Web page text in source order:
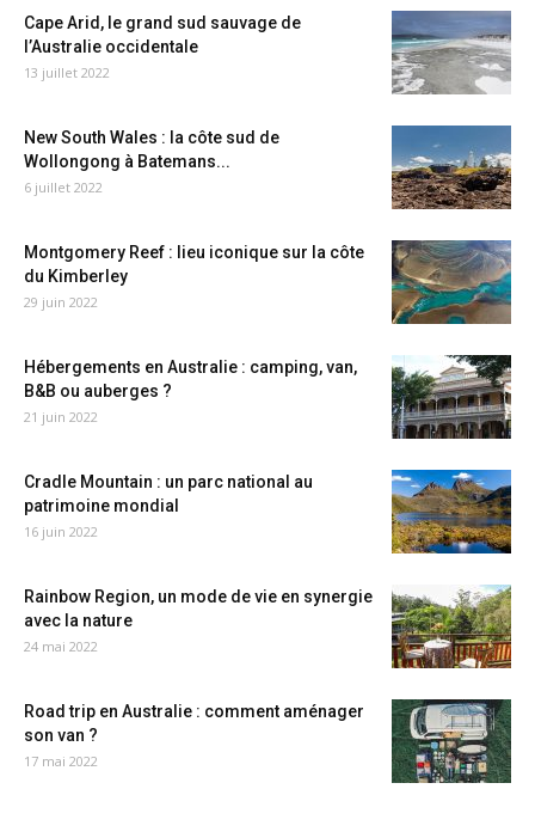
Cape Arid, le grand sud sauvage de
l’Australie occidentale
13 juillet 2022
New South Wales : la côte sud de
Wollongong à Batemans...
6 juillet 2022
Montgomery Reef : lieu iconique sur la côte
du Kimberley
29 juin 2022
Hébergements en Australie : camping, van,
B&B ou auberges ?
21 juin 2022
Cradle Mountain : un parc national au
patrimoine mondial
16 juin 2022
Rainbow Region, un mode de vie en synergie
avec la nature
24 mai 2022
Road trip en Australie : comment aménager
son van ?
17 mai 2022